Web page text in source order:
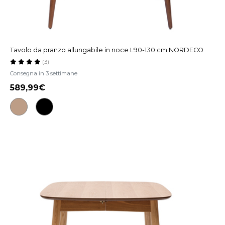
Tavolo da pranzo allungabile in noce L90-130 cm NORDECO
Consegna in 3 settimane
(3)
589,99